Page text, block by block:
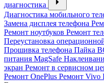
диагностика
Диагностика мобильного
Замена дисплея телефона
Ремонт ноутбуков Ремонт
Переустановка
Прошивка телефона Пайка
питания MagSafe
экран Ремонт в сервисном
Ремонт OnePlus Ремонт Vivo